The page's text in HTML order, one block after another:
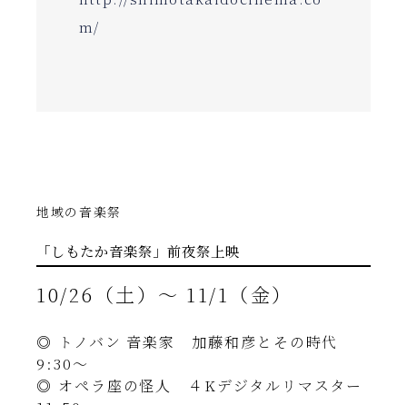
m/
地域の音楽祭
「しもたか音楽祭」前夜祭上映
10/26（土）〜 11/1（金）
◎ トノバン 音楽家 加藤和彦とその時代
9:30〜
◎ オペラ座の怪人 ４Kデジタルリマスター